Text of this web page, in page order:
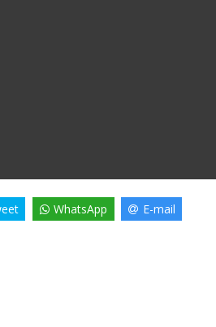
WhatsApp E-mail